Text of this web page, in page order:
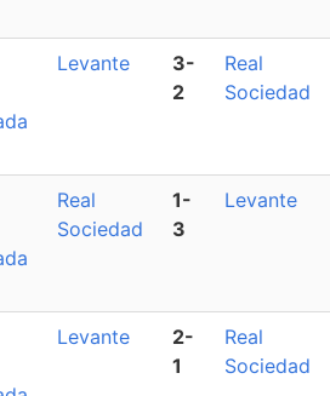
Levante
3-
2
Real
Sociedad
Real
Sociedad
1-
3
Levante
Levante
2-
1
Real
Sociedad